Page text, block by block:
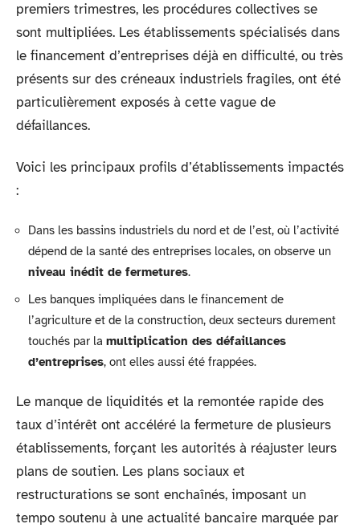
premiers trimestres, les procédures collectives se
sont multipliées. Les établissements spécialisés dans
le financement d’entreprises déjà en difficulté, ou très
présents sur des créneaux industriels fragiles, ont été
particulièrement exposés à cette vague de
défaillances.
Voici les principaux profils d’établissements impactés
:
Dans les bassins industriels du nord et de l’est, où l’activité
dépend de la santé des entreprises locales, on observe un
niveau inédit de fermetures.
Les banques impliquées dans le financement de
l’agriculture et de la construction, deux secteurs durement
touchés par la multiplication des défaillances
d’entreprises, ont elles aussi été frappées.
Le manque de liquidités et la remontée rapide des
taux d’intérêt ont accéléré la fermeture de plusieurs
établissements, forçant les autorités à réajuster leurs
plans de soutien. Les plans sociaux et
restructurations se sont enchaînés, imposant un
tempo soutenu à une actualité bancaire marquée par